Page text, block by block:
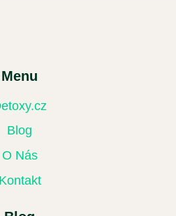
Menu
Blog
O Nás
Kontakt